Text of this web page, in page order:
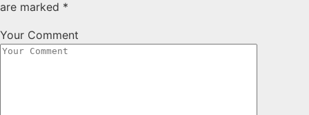
are marked *
Your Comment